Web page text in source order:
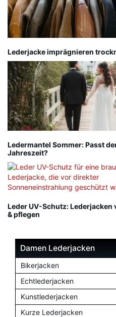
Lederjacke imprägnieren
Ledermantel Sommer: Passt
Jahreszeit?
Leder UV-Schutz:
& pflegen
Damen Lederjacken
Bikerjacken
Echtlederjacken
Kunstlederjacken
Kurze Lederjacken